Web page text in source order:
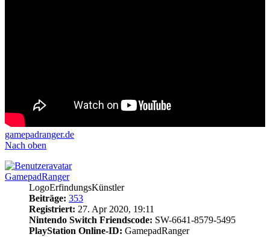
gamepadranger.de
Nach oben
GamepadRanger
LogoErfindungsKünstler
Beiträge: 353
Registriert: 27. Apr 2020, 19:11
Nintendo Switch Friendscode: SW-6641-8579-5495
PlayStation Online-ID: GamepadRanger